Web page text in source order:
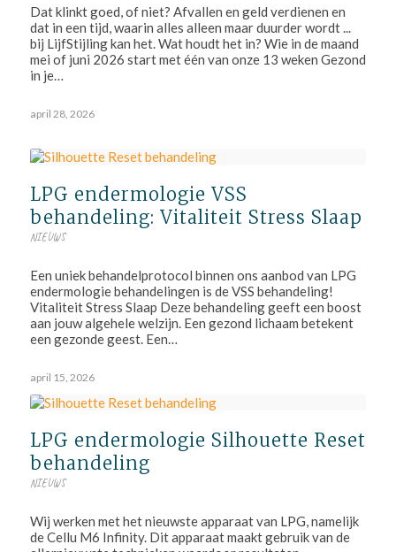
Dat klinkt goed, of niet? Afvallen en geld verdienen en
dat in een tijd, waarin alles alleen maar duurder wordt ...
bij LijfStijling kan het. Wat houdt het in? Wie in de maand
mei of juni 2026 start met één van onze 13 weken Gezond
in je…
april 28, 2026
LPG endermologie VSS
behandeling: Vitaliteit Stress Slaap
NIEUWS
Een uniek behandelprotocol binnen ons aanbod van LPG
endermologie behandelingen is de VSS behandeling!
Vitaliteit Stress Slaap Deze behandeling geeft een boost
aan jouw algehele welzijn. Een gezond lichaam betekent
een gezonde geest. Een…
april 15, 2026
LPG endermologie Silhouette Reset
behandeling
NIEUWS
Wij werken met het nieuwste apparaat van LPG, namelijk
de Cellu M6 Infinity. Dit apparaat maakt gebruik van de